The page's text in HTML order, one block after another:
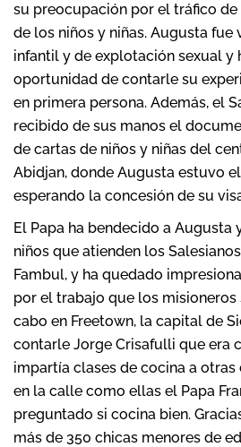
su preocupación por el tráfico
de los niños y niñas. Augusta fue
infantil y de explotación sexual y
oportunidad de contarle su
en primera persona. Además, el
recibido de sus manos el
de cartas de niños y niñas del
Abidjan, donde Augusta estuvo
esperando la concesión de su
El Papa ha bendecido a Augusta
niños que atienden los
Fambul, y ha quedado
por el trabajo que los misioneros
cabo en Freetown, la capital de
contarle Jorge Crisafulli que era
impartía clases de cocina a otras
en la calle como ellas el Papa
preguntado si cocina bien.
más de 350 chicas menores de